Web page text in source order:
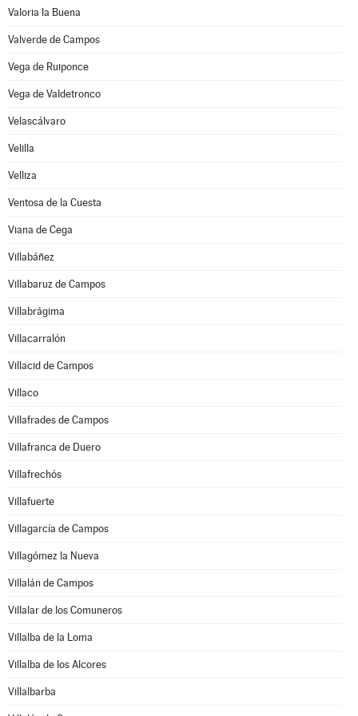
Valoria la Buena
Valverde de Campos
Vega de Ruiponce
Vega de Valdetronco
Velascálvaro
Velilla
Velliza
Ventosa de la Cuesta
Viana de Cega
Villabáñez
Villabaruz de Campos
Villabrágima
Villacarralón
Villacid de Campos
Villaco
Villafrades de Campos
Villafranca de Duero
Villafrechós
Villafuerte
Villagarcía de Campos
Villagómez la Nueva
Villalán de Campos
Villalar de los Comuneros
Villalba de la Loma
Villalba de los Alcores
Villalbarba